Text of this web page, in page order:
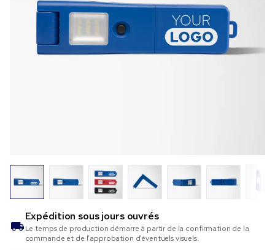
Expédition sousjours ouvrés
Le temps de production démarre à partir de la confirmation de la
commande et de l’approbation d’éventuels visuels.